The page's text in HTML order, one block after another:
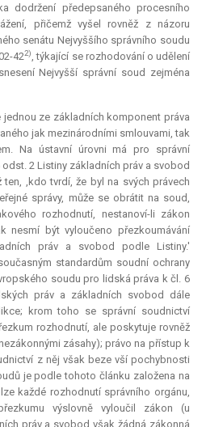
dodržení předepsaného procesního
přičemž vyšel rovněž z názoru
senátu Nejvyššího správního soudu
422), týkající se rozhodování o udělení
Nejvyšší správní soud zejména
jednou ze základních komponent práva
jak mezinárodními smlouvami, tak
Na ústavní úrovni má pro správní
2 Listiny základních práv a svobod
,kdo tvrdí, že byl na svých právech
správy, může se obrátit na soud,
rozhodnutí, nestanoví-li zákon
nesmí být vyloučeno přezkoumávání
práv a svobod podle Listiny.'
standardům soudní ochrany
soudu pro lidská práva k čl. 6
práv a základních svobod dále
krom toho se správní soudnictví
rozhodnutí, ale poskytuje rovněž
zásahy); právo na přístup k
z něj však beze vší pochybnosti
je podle tohoto článku založena na
každé rozhodnutí správního orgánu,
výslovně vyloučil zákon (u
práv a svobod však žádná zákonná